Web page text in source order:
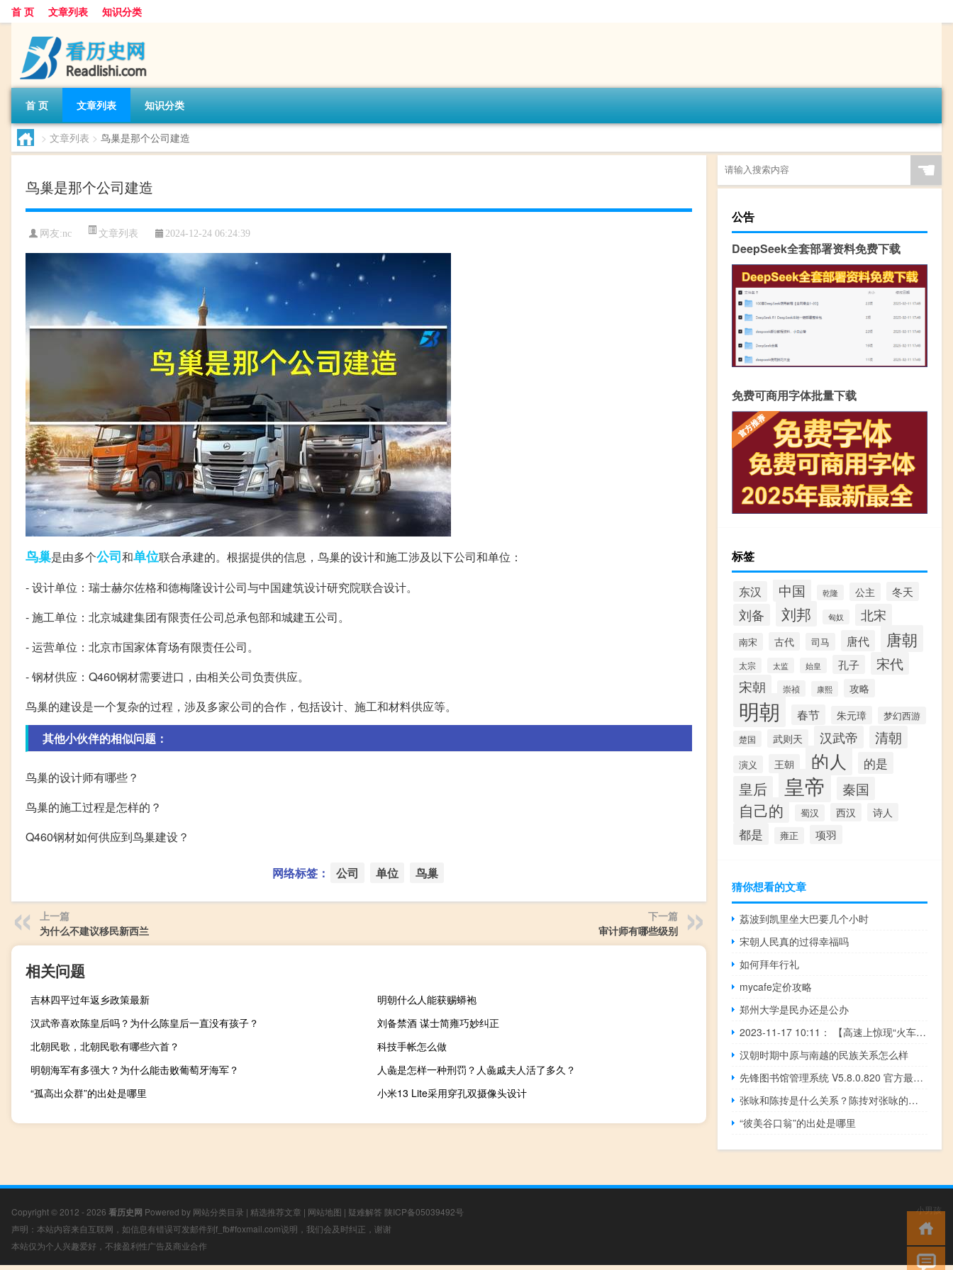
首 页 文章列表 知识分类
首 页 文章列表 知识分类
> 文章列表 > 鸟巢是那个公司建造
鸟巢是那个公司建造
网友:nc 文章列表 2024-12-24 06:24:39
鸟巢是由多个公司和单位联合承建的。根据提供的信息，鸟巢的设计和施工涉及以下公司和单位：
- 设计单位：瑞士赫尔佐格和德梅隆设计公司与中国建筑设计研究院联合设计。
- 施工单位：北京城建集团有限责任公司总承包部和城建五公司。
- 运营单位：北京市国家体育场有限责任公司。
- 钢材供应：Q460钢材需要进口，由相关公司负责供应。
鸟巢的建设是一个复杂的过程，涉及多家公司的合作，包括设计、施工和材料供应等。
其他小伙伴的相似问题：
鸟巢的设计师有哪些？
鸟巢的施工过程是怎样的？
Q460钢材如何供应到鸟巢建设？
网络标签： 公司 单位 鸟巢
上一篇
为什么不建议移民新西兰
下一篇
审计师有哪些级别
相关问题
吉林四平过年返乡政策最新
明朝什么人能获赐蟒袍
汉武帝喜欢陈皇后吗？为什么陈皇后一直没有孩子？
刘备禁酒 谋士简雍巧妙纠正
北朝民歌，北朝民歌有哪些六首？
科技手帐怎么做
明朝海军有多强大？为什么能击败葡萄牙海军？
人彘是怎样一种刑罚？人彘戚夫人活了多久？
“孤高出众群”的出处是哪里
小米13 Lite采用穿孔双摄像头设计
☚
公告
DeepSeek全套部署资料免费下载
免费可商用字体批量下载
标签
东汉 中国 乾隆 公主 冬天
刘备 刘邦 匈奴 北宋
南宋 古代 司马 唐代 唐朝
太宗 太监 始皇 孔子 宋代
宋朝 崇祯 康熙 攻略
明朝 春节 朱元璋 梦幻西游
楚国 武则天 汉武帝 清朝
演义 王朝 的人 的是
皇后 皇帝 秦国
自己的 蜀汉 西汉 诗人
都是 雍正 项羽
猜你想看的文章
荔波到凯里坐大巴要几个小时
宋朝人民真的过得幸福吗
如何拜年行礼
mycafe定价攻略
郑州大学是民办还是公办
2023-11-17 10:11： 【高速上惊现“火车”，交警、消防紧急处置化险情 】
汉朝时期中原与南越的民族关系怎么样
先锋图书馆管理系统 V5.8.0.820 官方最新版（先锋图书馆管理系统 V5.8.0.820 官方最新版功能简介）
张咏和陈抟是什么关系？陈抟对张咏的预言是什么？
“彼美谷口翁”的出处是哪里
Copyright © 2012 - 2026 看历史网 Powered by 网站分类目录 | 精选推荐文章 | 网站地图 | 疑难解答 陕ICP备05039492号
声明：本站内容来自互联网，如信息有错误可发邮件到f_fb#foxmail.com说明，我们会及时纠正，谢谢
本站仅为个人兴趣爱好，不接盈利性广告及商业合作
小男孩